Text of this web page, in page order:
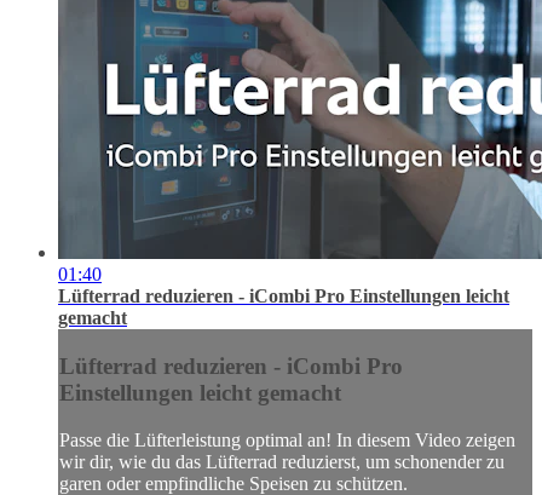
01:40
Lüfterrad reduzieren - iCombi Pro Einstellungen leicht
gemacht
Lüfterrad reduzieren - iCombi Pro
Einstellungen leicht gemacht
Passe die Lüfterleistung optimal an! In diesem Video zeigen
wir dir, wie du das Lüfterrad reduzierst, um schonender zu
garen oder empfindliche Speisen zu schützen.